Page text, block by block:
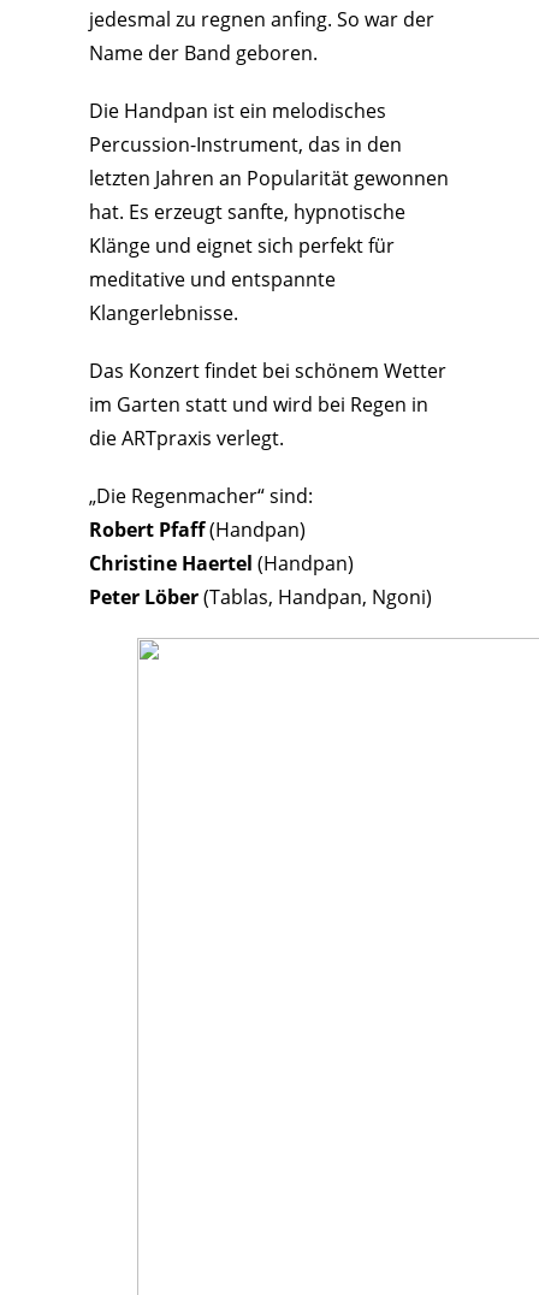
jedesmal zu regnen anfing. So war der
Name der Band geboren.
Die Handpan ist ein melodisches
Percussion-Instrument, das in den
letzten Jahren an Popularität gewonnen
hat. Es erzeugt sanfte, hypnotische
Klänge und eignet sich perfekt für
meditative und entspannte
Klangerlebnisse.
Das Konzert findet bei schönem Wetter
im Garten statt und wird bei Regen in
die ARTpraxis verlegt.
„Die Regenmacher“ sind:
Robert Pfaff(Handpan)
Christine Haertel (Handpan)
Peter Löber(Tablas, Handpan, Ngoni)